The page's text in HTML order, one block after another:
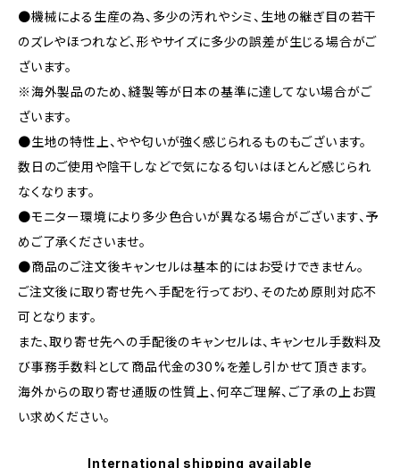
●機械による生産の為、多少の汚れやシミ、生地の継ぎ目の若干
のズレやほつれなど、形やサイズに多少の誤差が生じる場合がご
ざいます。
※海外製品のため、縫製等が日本の基準に達してない場合がご
ざいます。
●生地の特性上、やや匂いが強く感じられるものもございます。
数日のご使用や陰干しなどで気になる匂いはほとんど感じられ
なくなります。
●モニター環境により多少色合いが異なる場合がございます、予
めご了承くださいませ。
●商品のご注文後キャンセルは基本的にはお受けできません。
ご注文後に取り寄せ先へ手配を行っており、そのため原則対応不
可となります。
また、取り寄せ先への手配後のキャンセルは、キャンセル手数料及
び事務手数料として商品代金の30%を差し引かせて頂きます。
海外からの取り寄せ通販の性質上、何卒ご理解、ご了承の上お買
い求めください。
International shipping available